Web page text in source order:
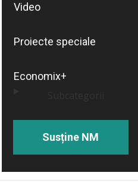
Video
Proiecte speciale
Economix+
Susține NM